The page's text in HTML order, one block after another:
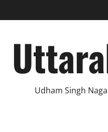
Udham Singh